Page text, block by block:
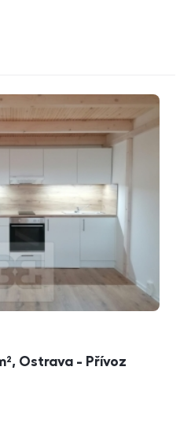
Ostrava - Přívoz